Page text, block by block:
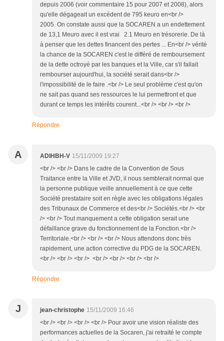
depuis 2006 (voir commentaire 15 pour 2007 et 2008), alors
qu'elle dégageait un excédent de 795 keuro en<br />
2005. On constate aussi que la SOCAREN a un endettement
de 13,1 Meuro avec il est vrai 2.1 Meuro en trésorerie. De là
à penser que les dettes financent des pertes ... En<br /> vérité
la chance de la SOCAREN c'est le différé de remboursement
de la dette octroyé par les banques et la Ville, car s'il fallait
rembourser aujourd'hui, la société serait dans<br />
l'impossibilité de le faire .<br /> Le seul problème c'est qu'on
ne sait pas quand ses ressources le lui permettront et que
durant ce temps les intérêts courent...<br /> <br /> <br />
Répondre
A ADIHBH-V 15/11/2009 19:27
<br /> <br /> Dans le cadre de la Convention de Sous
Traitance entre la Ville et JVD, il nous semblerait normal que
la personne publique veille annuellement à ce que cette
Société prestataire soit en règle avec les obligations légales
des Tribunaux de Commerce et des<br /> Sociétés.<br /> <br
/> <br /> Tout manquement a cette obligation serait une
défaillance grave du fonctionnement de la Fonction.<br />
Territoriale.<br /> <br /> <br /> Nous attendons donc très
rapidement, une action corrective du PDG de la SOCAREN.
<br /> <br /> <br /> <br /> <br /> <br /> <br />
Répondre
J jean-christophe 15/11/2009 16:46
<br /> <br /> <br /> <br /> Pour avoir une vision réaliste des
performances actuelles de la Socaren, j'ai retraité le compte